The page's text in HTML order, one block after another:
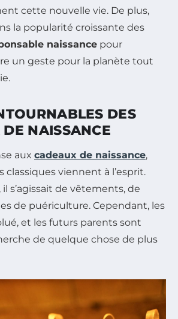
cette nouvelle vie. De plus,
la popularité croissante des
naissance pour
un geste pour la planète tout
DES
NAISSANCE
aux cadeaux de naissance,
classiques viennent à l’esprit.
s’agissait de vêtements, de
de puériculture. Cependant, les
et les futurs parents sont
de quelque chose de plus